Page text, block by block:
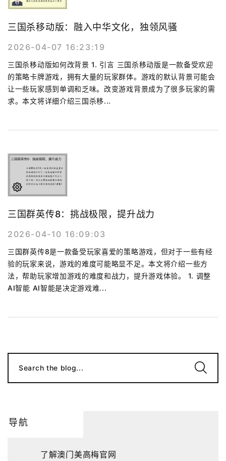
三国杀移动版：融入中华文化，独领风骚
2026-04-07 16:23:19
三国杀移动版如何改背景 1. 引言 三国杀移动版是一款备受欢迎
的策略卡牌游戏，拥有大量的玩家群体。游戏的默认背景可能会
让一些玩家感到单调和乏味。改变游戏背景成为了很多玩家的需
求。本文将详细介绍三国杀移...
三国群英传8：挑战极限，提升战力
2026-04-10 16:09:03
三国群英传8是一款备受玩家喜爱的策略游戏，但对于一些有经
验的玩家来说，游戏的难度可能略显不足。本文将介绍一些方
法，帮助玩家增加游戏的难度和战力，提升游戏体验。 1. 调整
AI智能 AI智能是决定游戏难...
Search the blog...
导航
了解澳门美高梅官网